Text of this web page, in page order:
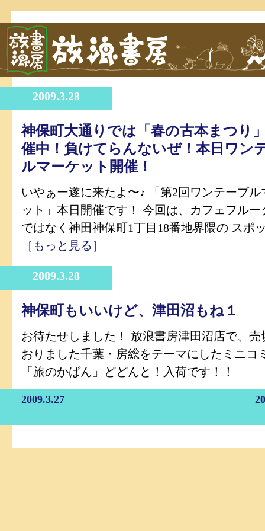
2009.3.28
神保町大通りでは「春の古本まつり
催中！負けてらんないぜ！本日ワン
ルマーケット開催！
いやぁー遂に来たよ〜♪ 「第2回ワンテーブル
ット」本日開催です！ 今回は、カフェフルー
ではなく神田神保町1丁目18番地界隈の スポ
［もっと見る］
2009.3.28
神保町もいいけど、津田沼もね１
お待たせしました！ 放浪書房津田沼店で、売
おりました千葉・房総をテーマにしたミニコ
「旅のかばん」どどんと！入荷です！！
2009.3.27